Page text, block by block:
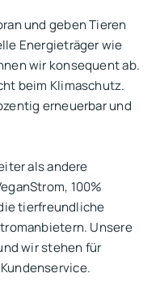
und geben Tieren
Energieträger wie
wir konsequent ab.
beim Klimaschutz.
erneuerbar und
als andere
100%
tierfreundliche
Unsere
wir stehen für